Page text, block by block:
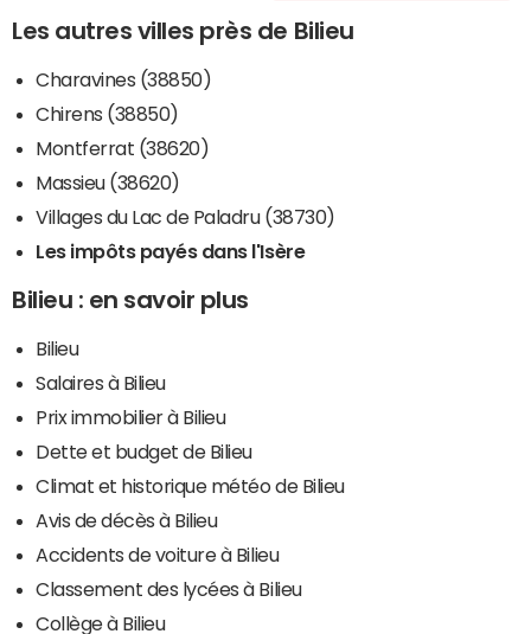
Les autres villes près de Bilieu
Charavines (38850)
Chirens (38850)
Montferrat (38620)
Massieu (38620)
Villages du Lac de Paladru (38730)
Les impôts payés dans l'Isère
Bilieu : en savoir plus
Bilieu
Salaires à Bilieu
Prix immobilier à Bilieu
Dette et budget de Bilieu
Climat et historique météo de Bilieu
Avis de décès à Bilieu
Accidents de voiture à Bilieu
Classement des lycées à Bilieu
Collège à Bilieu